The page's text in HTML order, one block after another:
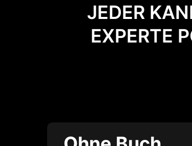
JEDER
EXPERTE